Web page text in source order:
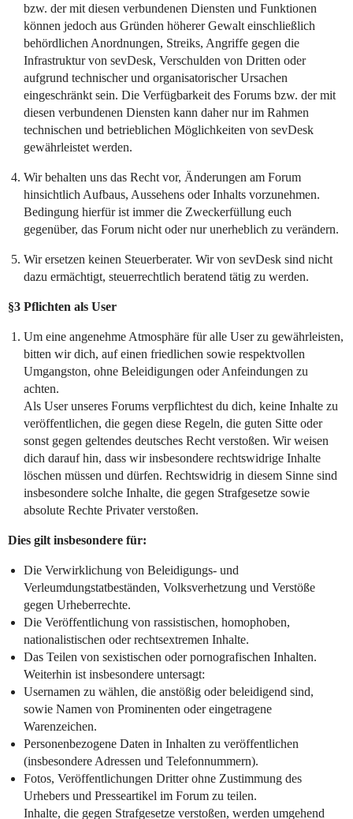
bzw. der mit diesen verbundenen Diensten und Funktionen
können jedoch aus Gründen höherer Gewalt einschließlich
behördlichen Anordnungen, Streiks, Angriffe gegen die
Infrastruktur von sevDesk, Verschulden von Dritten oder
aufgrund technischer und organisatorischer Ursachen
eingeschränkt sein. Die Verfügbarkeit des Forums bzw. der mit
diesen verbundenen Diensten kann daher nur im Rahmen
technischen und betrieblichen Möglichkeiten von sevDesk
gewährleistet werden.
Wir behalten uns das Recht vor, Änderungen am Forum
hinsichtlich Aufbaus, Aussehens oder Inhalts vorzunehmen.
Bedingung hierfür ist immer die Zweckerfüllung euch
gegenüber, das Forum nicht oder nur unerheblich zu verändern.
Wir ersetzen keinen Steuerberater. Wir von sevDesk sind nicht
dazu ermächtigt, steuerrechtlich beratend tätig zu werden.
§3 Pflichten als User
Um eine angenehme Atmosphäre für alle User zu gewährleisten,
bitten wir dich, auf einen friedlichen sowie respektvollen
Umgangston, ohne Beleidigungen oder Anfeindungen zu
achten.
Als User unseres Forums verpflichtest du dich, keine Inhalte zu
veröffentlichen, die gegen diese Regeln, die guten Sitte oder
sonst gegen geltendes deutsches Recht verstoßen. Wir weisen
dich darauf hin, dass wir insbesondere rechtswidrige Inhalte
löschen müssen und dürfen. Rechtswidrig in diesem Sinne sind
insbesondere solche Inhalte, die gegen Strafgesetze sowie
absolute Rechte Privater verstoßen.
Dies gilt insbesondere für:
Die Verwirklichung von Beleidigungs- und
Verleumdungstatbeständen, Volksverhetzung und Verstöße
gegen Urheberrechte.
Die Veröffentlichung von rassistischen, homophoben,
nationalistischen oder rechtsextremen Inhalte.
Das Teilen von sexistischen oder pornografischen Inhalten.
Weiterhin ist insbesondere untersagt:
Usernamen zu wählen, die anstößig oder beleidigend sind,
sowie Namen von Prominenten oder eingetragene
Warenzeichen.
Personenbezogene Daten in Inhalten zu veröffentlichen
(insbesondere Adressen und Telefonnummern).
Fotos, Veröffentlichungen Dritter ohne Zustimmung des
Urhebers und Presseartikel im Forum zu teilen.
Inhalte, die gegen Strafgesetze verstoßen, werden umgehend